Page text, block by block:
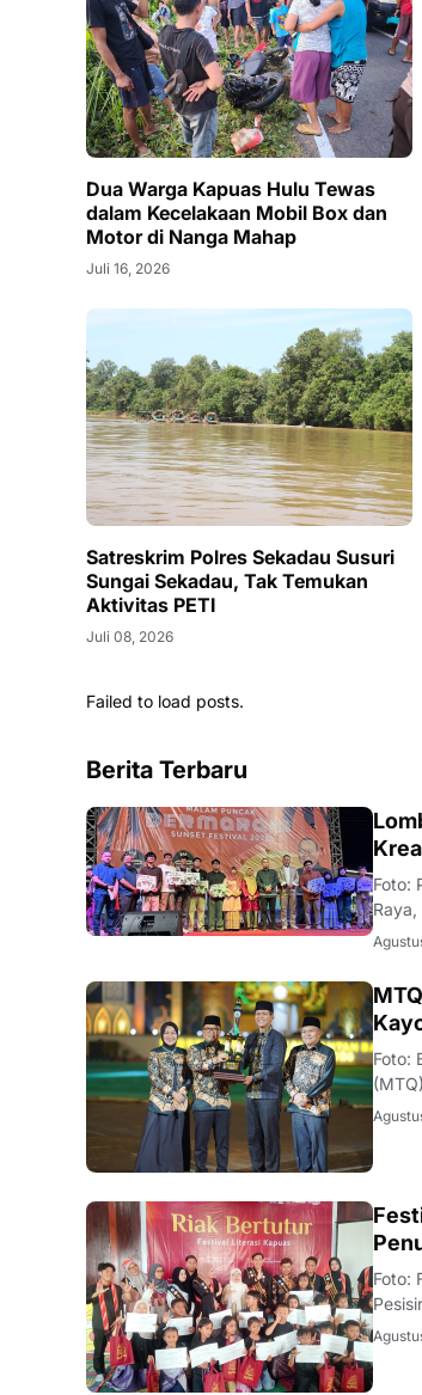
Dua Warga Kapuas Hulu Tewas
dalam Kecelakaan Mobil Box dan
Motor di Nanga Mahap
Juli 16, 2026
Satreskrim Polres Sekadau Susuri
Sungai Sekadau, Tak Temukan
Aktivitas PETI
Juli 08, 2026
Failed to load posts.
Berita Terbaru
DAERAH
Foto:
para
KALBAR
Foto:
DAERAH
Foto: